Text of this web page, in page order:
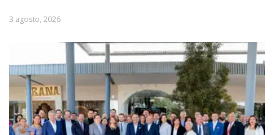
3 agosto, 2026